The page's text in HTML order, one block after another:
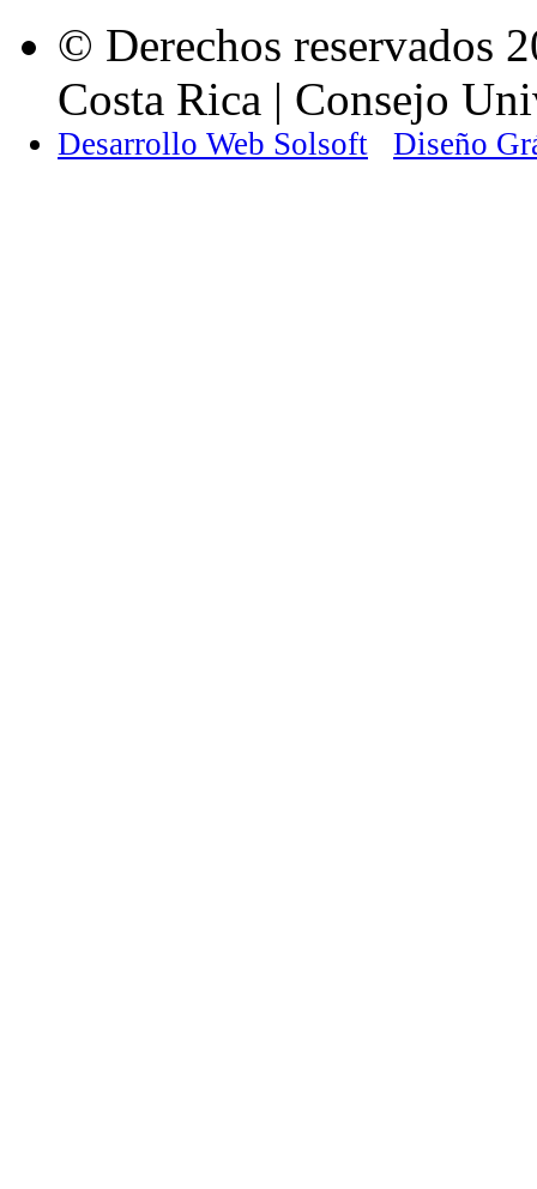
© Derechos reservados
Costa Rica | Consejo
Desarrollo Web Solsoft Diseño